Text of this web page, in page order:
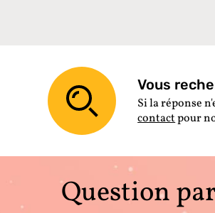
Vous
Si la réponse
contactpour
Question